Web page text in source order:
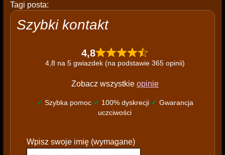
Tagi posta:
Szybki kontakt
4,8
4,8 na 5 gwiazdek (na podstawie 365 opinii)
Zobacz wszystkie opinie
✔ Szybka pomoc ✔ 100% dyskrecji ✔ Gwarancja
uczciwości
l
Wpisz swoje imię (wymagane)